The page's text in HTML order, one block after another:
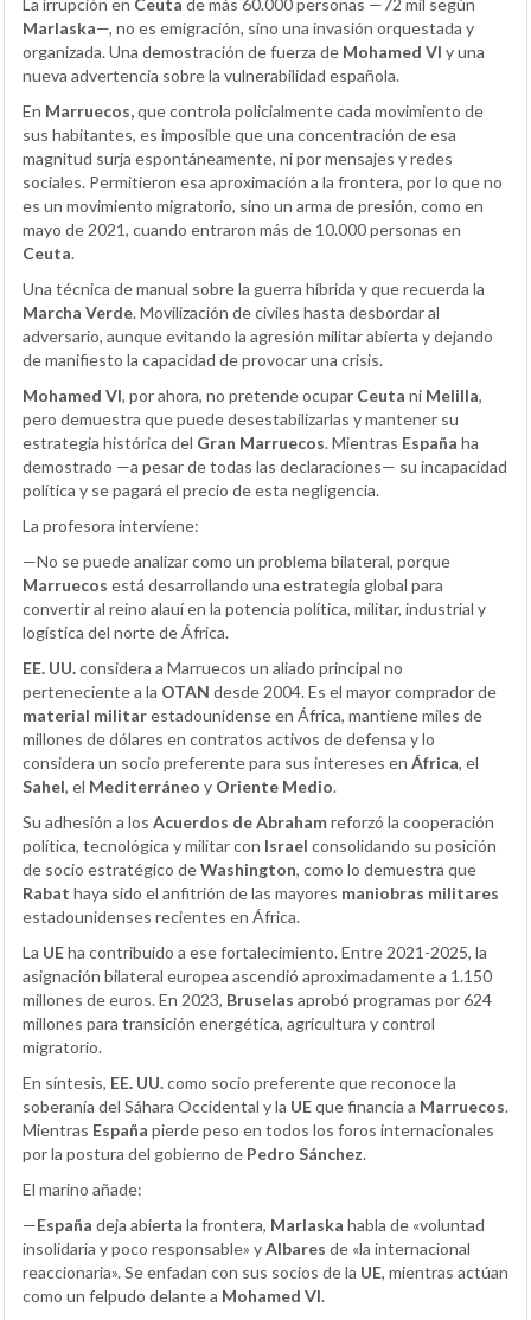
La irrupción en Ceuta de más 60.000 personas —72 mil según
Marlaska—, no es emigración, sino una invasión orquestada y
organizada. Una demostración de fuerza de Mohamed VI y una
nueva advertencia sobre la vulnerabilidad española.
En Marruecos,que controla policialmente cada movimiento de
sus habitantes, es imposible que una concentración de esa
magnitud surja espontáneamente, ni por mensajes y redes
sociales. Permitieron esa aproximación a la frontera, por lo que no
es un movimiento migratorio, sino un arma de presión, como en
mayo de 2021, cuando entraron más de 10.000 personas en
Ceuta.
Una técnica de manual sobre la guerra híbrida y que recuerda la
Marcha Verde. Movilización de civiles hasta desbordar al
adversario, aunque evitando la agresión militar abierta y dejando
de manifiesto la capacidad de provocar una crisis.
Mohamed VI, por ahora, no pretende ocupar Ceuta ni Melilla,
pero demuestra que puede desestabilizarlas y mantener su
estrategia histórica del Gran Marruecos. Mientras España ha
demostrado —a pesar de todas las declaraciones— su incapacidad
política y se pagará el precio de esta negligencia.
La profesora interviene:
—No se puede analizar como un problema bilateral, porque
Marruecos está desarrollando una estrategia global para
convertir al reino alauí en la potencia política, militar, industrial y
logística del norte de África.
EE. UU.considera a Marruecos un aliado principal no
perteneciente a la OTAN desde 2004. Es el mayor comprador de
material militarestadounidense en África, mantiene miles de
millones de dólares en contratos activos de defensa y lo
considera un socio preferente para sus intereses en África, el
Sahel, el Mediterráneo y Oriente Medio.
Su adhesión a los Acuerdos de Abrahamreforzó la cooperación
política, tecnológica y militar con Israel consolidando su posición
de socio estratégico deWashington, como lo demuestra que
Rabat haya sido el anfitrión de las mayores maniobras militares
estadounidenses recientes en África.
La UEha contribuido a ese fortalecimiento. Entre 2021-2025, la
asignación bilateral europea ascendió aproximadamente a 1.150
millones de euros. En 2023, Bruselas aprobó programas por 624
millones para transición energética, agricultura y control
migratorio.
En síntesis, EE. UU.como socio preferente que reconoce la
soberanía del Sáhara Occidental y la UEque financia a Marruecos.
Mientras España pierde peso en todos los foros internacionales
por la postura del gobierno de Pedro Sánchez.
El marino añade:
—España deja abierta la frontera, Marlaska habla de «voluntad
insolidaria y poco responsable» yAlbares de «la internacional
reaccionaria». Se enfadan con sus socios de la UE, mientras actúan
como un felpudo delante a Mohamed VI.